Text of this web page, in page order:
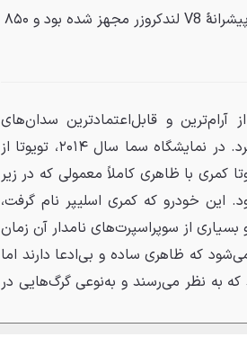
تویوتا در سال ۲۰۱۴ از یک کمری خاص رونمایی کرد که به پیشرانهٔ V8 لندکروزر مجهز شده بود و ۸۵۰
آرام‌ترین و قابل‌اعتمادترین سدان‌های
خانوادگی جهان را به یک هیولای مسابقات درگ تبدیل کرد. در نمایشگاه سما سال ۲۰۱۴، تویوتا از
کمری با ظاهری کاملاً معمولی که در زیر
پنهان کرده بود. این خودرو که کمری اسلیپر نام گرفت،
تنها در ۹٫۸ ثانیه طی کند و بسیاری از سوپراسپرت‌های نامدار آن زمان
که ظاهری ساده و بی‌ادعا دارند اما
که به نظر می‌رسند و به‌نوعی گرگ‌هایی در